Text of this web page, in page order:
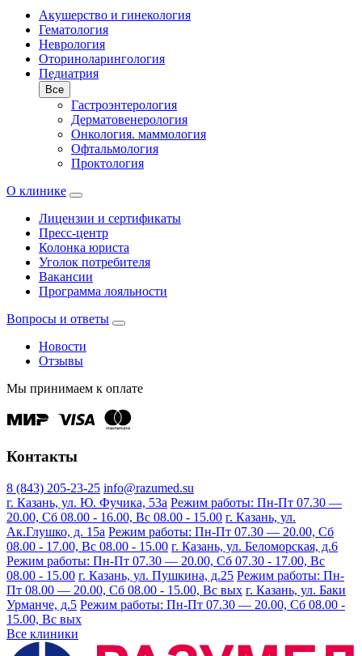
Акушерство и гинекология
Гематология
Неврология
Оториноларингология
Педиатрия
Все
Гастроэнтерология
Дерматовенерология
Онкология. маммология
Офтальмология
Проктология
О клинике
Лицензии и сертификаты
Пресс-центр
Колонка юриста
Уголок потребителя
Вакансии
Программа лояльности
Вопросы и ответы
Новости
Отзывы
Мы принимаем к оплате
Контакты
8 (843) 205-23-25 info@razumed.su
г. Казань, ул. Ю. Фучика, 53а Режим работы: Пн-Пт 07.30 —
20.00, Сб 08.00 - 16.00, Вс 08.00 - 15.00 г. Казань, ул.
Ак.Глушко, д. 15а Режим работы: Пн-Пт 07.30 — 20.00, Сб
08.00 - 17.00, Вс 08.00 - 15.00 г. Казань, ул. Беломорская, д.6
Режим работы: Пн-Пт 07.30 — 20.00, Сб 07.30 - 17.00, Вс
08.00 - 15.00 г. Казань, ул. Пушкина, д.25 Режим работы: Пн-
Пт 08.00 — 20.00, Сб 08.00 - 15.00, Вс вых г. Казань, ул. Баки
Урманче, д.5 Режим работы: Пн-Пт 07.30 — 20.00, Сб 08.00 -
15.00, Вс вых
Все клиники